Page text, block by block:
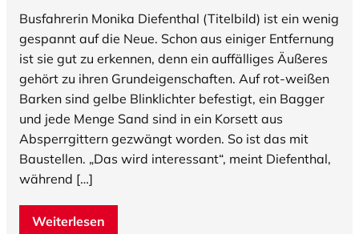
Busfahrerin Monika Diefenthal (Titelbild) ist ein wenig
gespannt auf die Neue. Schon aus einiger Entfernung
ist sie gut zu erkennen, denn ein auffälliges Äußeres
gehört zu ihren Grundeigenschaften. Auf rot-weißen
Barken sind gelbe Blinklichter befestigt, ein Bagger
und jede Menge Sand sind in ein Korsett aus
Absperrgittern gezwängt worden. So ist das mit
Baustellen. „Das wird interessant“, meint Diefenthal,
während […]
Weiterlesen